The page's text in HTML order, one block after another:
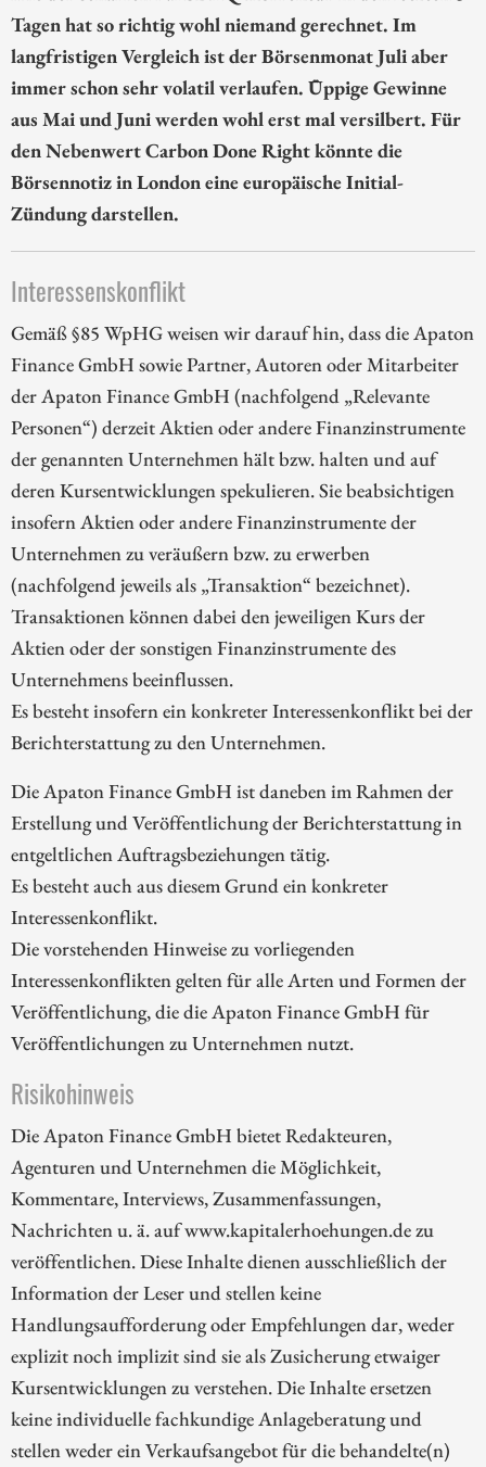
Tagen hat so richtig wohl niemand gerechnet. Im
langfristigen Vergleich ist der Börsenmonat Juli aber
immer schon sehr volatil verlaufen. Üppige Gewinne
aus Mai und Juni werden wohl erst mal versilbert. Für
den Nebenwert Carbon Done Right könnte die
Börsennotiz in London eine europäische Initial-
Zündung darstellen.
Interessenskonflikt
Gemäß §85 WpHG weisen wir darauf hin, dass die Apaton
Finance GmbH sowie Partner, Autoren oder Mitarbeiter
der Apaton Finance GmbH (nachfolgend „Relevante
Personen“) derzeit Aktien oder andere Finanzinstrumente
der genannten Unternehmen hält bzw. halten und auf
deren Kursentwicklungen spekulieren. Sie beabsichtigen
insofern Aktien oder andere Finanzinstrumente der
Unternehmen zu veräußern bzw. zu erwerben
(nachfolgend jeweils als „Transaktion“ bezeichnet).
Transaktionen können dabei den jeweiligen Kurs der
Aktien oder der sonstigen Finanzinstrumente des
Unternehmens beeinflussen.
Es besteht insofern ein konkreter Interessenkonflikt bei der
Berichterstattung zu den Unternehmen.
Die Apaton Finance GmbH ist daneben im Rahmen der
Erstellung und Veröffentlichung der Berichterstattung in
entgeltlichen Auftragsbeziehungen tätig.
Es besteht auch aus diesem Grund ein konkreter
Interessenkonflikt.
Die vorstehenden Hinweise zu vorliegenden
Interessenkonflikten gelten für alle Arten und Formen der
Veröffentlichung, die die Apaton Finance GmbH für
Veröffentlichungen zu Unternehmen nutzt.
Risikohinweis
Die Apaton Finance GmbH bietet Redakteuren,
Agenturen und Unternehmen die Möglichkeit,
Kommentare, Interviews, Zusammenfassungen,
Nachrichten u. ä. auf www.kapitalerhoehungen.de zu
veröffentlichen. Diese Inhalte dienen ausschließlich der
Information der Leser und stellen keine
Handlungsaufforderung oder Empfehlungen dar, weder
explizit noch implizit sind sie als Zusicherung etwaiger
Kursentwicklungen zu verstehen. Die Inhalte ersetzen
keine individuelle fachkundige Anlageberatung und
stellen weder ein Verkaufsangebot für die behandelte(n)